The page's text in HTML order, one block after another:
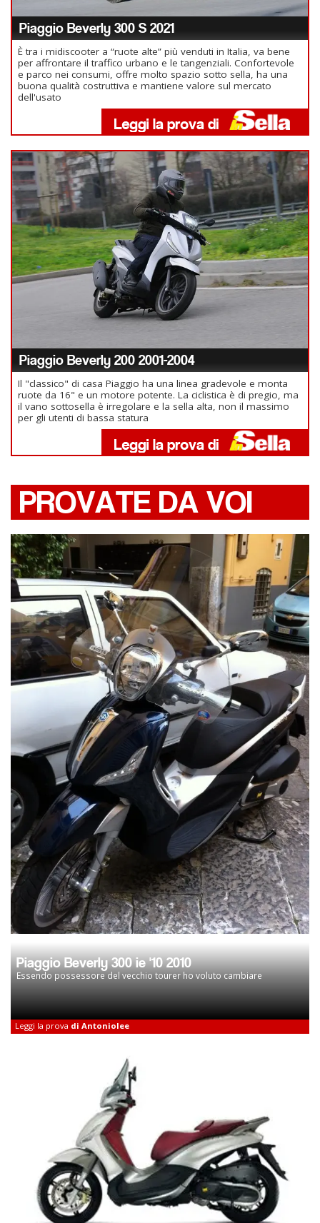
Piaggio Beverly 300 S 2021
È tra i midiscooter a “ruote alte” più venduti in Italia, va bene
per affrontare il traffico urbano e le tangenziali. Confortevole
e parco nei consumi, offre molto spazio sotto sella, ha una
buona qualità costruttiva e mantiene valore sul mercato
dell'usato
Piaggio Beverly 200 2001-2004
Il "classico" di casa Piaggio ha una linea gradevole e monta
ruote da 16" e un motore potente. La ciclistica è di pregio, ma
il vano sottosella è irregolare e la sella alta, non il massimo
per gli utenti di bassa statura
PROVATE DA VOI
Piaggio Beverly 300 ie '10 2010
Essendo possessore del vecchio tourer ho voluto cambiare
Leggi la prova di Antoniolee